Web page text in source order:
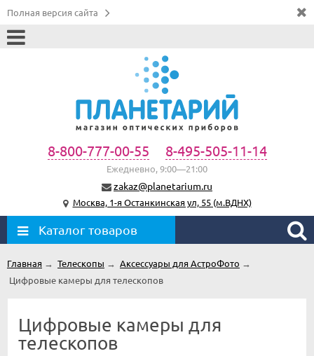
Полная версия сайта
8-800-777-00-55 8-495-505-11-14
Ежедневно, 9:00—21:00
zakaz@planetarium.ru
Москва, 1-я Останкинская ул, 55 (м.ВДНХ)
Каталог товаров
Главная → Телескопы → Аксессуары для АстроФото →
Цифровые камеры для телескопов
Цифровые камеры для
телескопов